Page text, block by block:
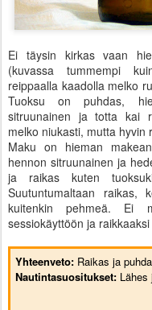
Ei täysin kirkas vaan
(kuvassa tummempi
reippaalla kaadolla melko
Tuoksu on puhdas,
sitruunainen ja totta kai
melko niukasti, mutta hyvin
Maku on hieman
hennon sitruunainen ja
ja raikas kuten
Suutuntumaltaan raikas,
kuitenkin pehmeä. Ei
sessiokäyttöön ja
Yhteenveto: Raikas ja
Nautintasuositukset: Lähes